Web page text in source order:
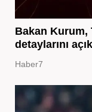
Bakan Kurum,
detaylarını
Haber7